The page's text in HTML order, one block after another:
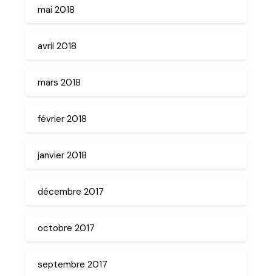
mai 2018
avril 2018
mars 2018
février 2018
janvier 2018
décembre 2017
octobre 2017
septembre 2017